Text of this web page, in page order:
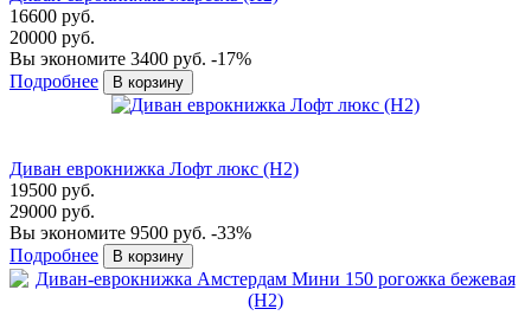
16600 руб.
20000 руб.
Вы экономите 3400 руб. -17%
Подробнее
Диван еврокнижка Лофт люкс (Н2)
19500 руб.
29000 руб.
Вы экономите 9500 руб. -33%
Подробнее